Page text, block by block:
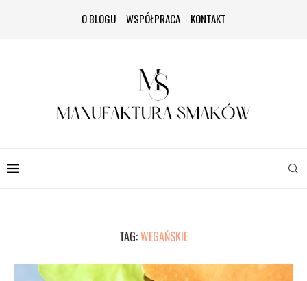
O BLOGU WSPÓŁPRACA KONTAKT
TAG:WEGAŃSKIE